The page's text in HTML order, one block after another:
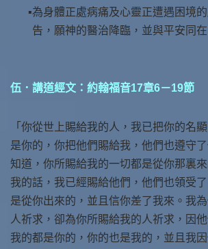
為身體正處病痛及心靈正遭遇困境
告，願神的醫治降臨，並與平安同在
伍．講道經文：約翰福音17章6－19節
「你從世上賜給我的人，我已把你的名
是你的，你把他們賜給我，他們也遵守
知道，你所賜給我的一切都是從你那裏
我的話，我已經賜給他們，他們也領受
是從你出來的，並且信你差了我來。我
人祈求，卻為你所賜給我的人祈求，因
我的都是你的，你的也是我的，並且我